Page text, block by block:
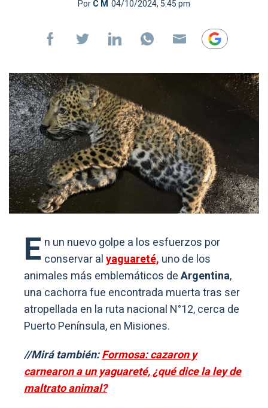
PorC M 04/10/2024, 5:45 pm
E n un nuevo golpe a los esfuerzos por
conservar alyaguareté, uno de los
animales más emblemáticos deArgentina,
una cachorra fue encontrada muerta tras ser
atropellada en la ruta nacional N°12, cerca de
Puerto Península, en Misiones.
//Mirá también:Formosa: cazaron y
carnearon a un yaguareté, ¿qué dice la ley de
maltrato animal?